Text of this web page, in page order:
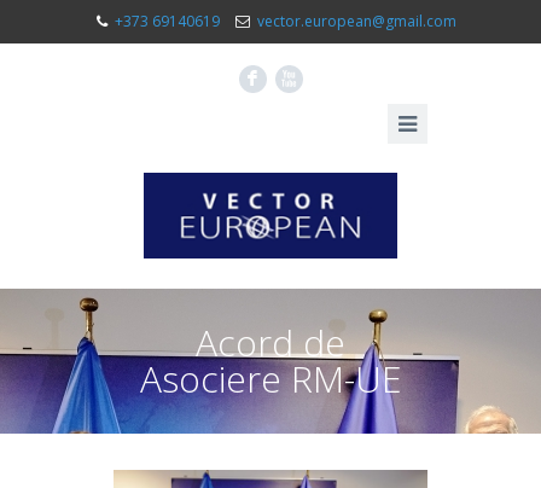
+373 69140619 vector.european@gmail.com
F X
Acord de
Asociere RM-UE